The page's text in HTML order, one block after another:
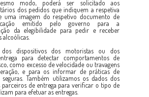
modo, poderá ser solicitado aos
dos pedidos que indiquem a respetiva
uma imagem do respetivo documento de
emitido pelo governo para a
da elegibilidade para pedir e receber
alcoólicas.
dispositivos dos motoristas ou dos
para detectar comportamentos de
como excesso de velocidade ou travagens
e para os informar de práticas de
Também utilizamos os dados dos
parceiros de entrega para verificar o tipo de
para efetuar as entregas.